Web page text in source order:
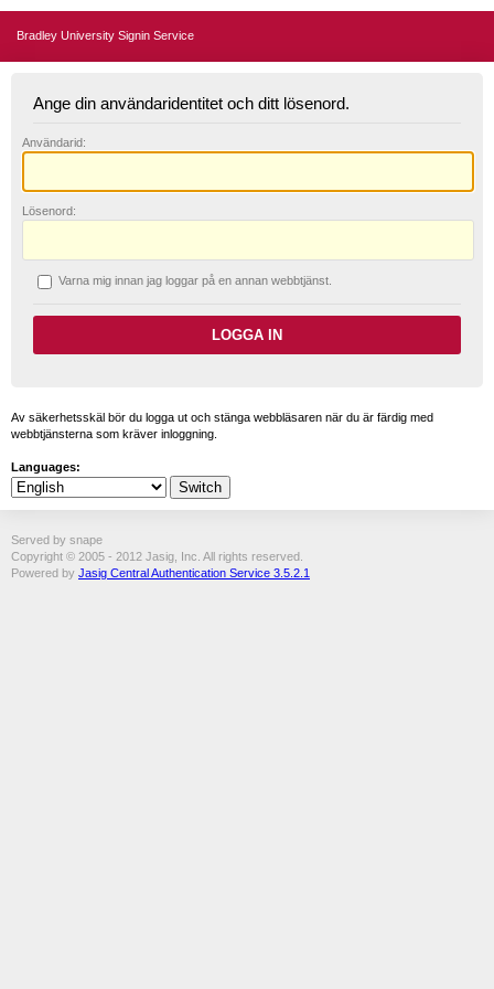
Bradley University Signin Service
Ange din användaridentitet och ditt lösenord.
Användarid:
L ösenord:
Varna mig innan jag loggar på en annan webbtjänst.
Av säkerhetsskäl bör du logga ut och stänga webbläsaren när du är färdig med
webbtjänsterna som kräver inloggning.
Languages:
Served by snape
Copyright © 2005 - 2012 Jasig, Inc. All rights reserved.
Powered by Jasig Central Authentication Service 3.5.2.1